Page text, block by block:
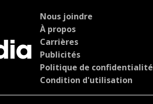
Nous joindre
À propos
Carrières
Publicités
Politique de confidentialité
Condition d'utilisation